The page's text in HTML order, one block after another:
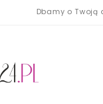
Dbamy o Twoją